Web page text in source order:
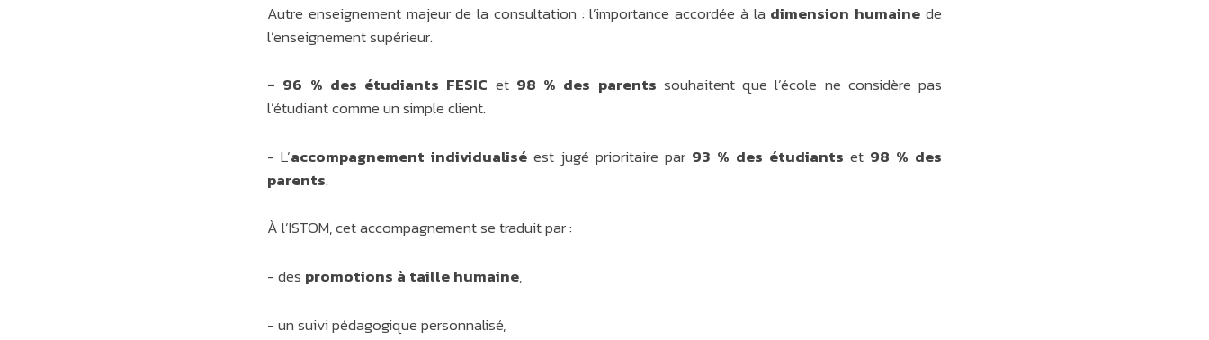
Autre enseignement majeur de la consultation : l’importance accordée à la dimension humaine de
l’enseignement supérieur.
- 96 % des étudiants FESIC et 98 % des parents souhaitent que l’école ne considère pas
l’étudiant comme un simple client.
- L’accompagnement individualisé est jugé prioritaire par 93 % des étudiants et 98 % des
parents.
À l’ISTOM, cet accompagnement se traduit par :
- des promotions à taille humaine,
- un suivi pédagogique personnalisé,